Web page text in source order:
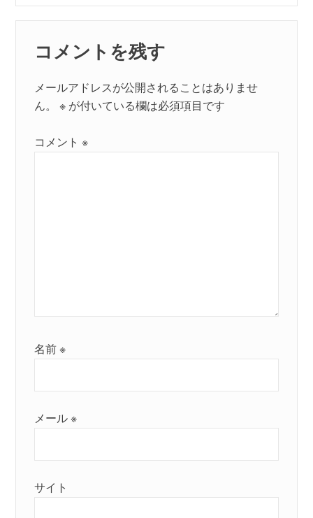
コメントを残す
メールアドレスが公開されることはありませ
ん。
※ が付いている欄は必須項目です
コメント※
名前※
メール※
サイト